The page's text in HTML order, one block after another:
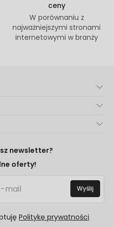
ceny
W porównaniu z
najważniejszymi stronami
internetowymi w branży
(FAQ)
newsletter?
oferty!
Politykę prywatności
Wyślij